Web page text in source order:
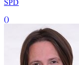
SPD
()